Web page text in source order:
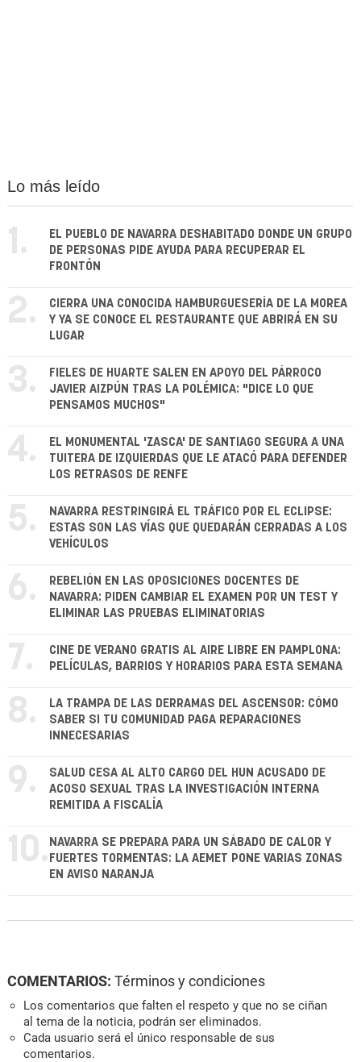
Lo más leído
1.
EL PUEBLO DE NAVARRA DESHABITADO DONDE UN GRUPO
DE PERSONAS PIDE AYUDA PARA RECUPERAR EL
FRONTÓN
2.
CIERRA UNA CONOCIDA HAMBURGUESERÍA DE LA MOREA
Y YA SE CONOCE EL RESTAURANTE QUE ABRIRÁ EN SU
LUGAR
3.
FIELES DE HUARTE SALEN EN APOYO DEL PÁRROCO
JAVIER AIZPÚN TRAS LA POLÉMICA: "DICE LO QUE
PENSAMOS MUCHOS"
4.
EL MONUMENTAL 'ZASCA' DE SANTIAGO SEGURA A UNA
TUITERA DE IZQUIERDAS QUE LE ATACÓ PARA DEFENDER
LOS RETRASOS DE RENFE
5.
NAVARRA RESTRINGIRÁ EL TRÁFICO POR EL ECLIPSE:
ESTAS SON LAS VÍAS QUE QUEDARÁN CERRADAS A LOS
VEHÍCULOS
6.
REBELIÓN EN LAS OPOSICIONES DOCENTES DE
NAVARRA: PIDEN CAMBIAR EL EXAMEN POR UN TEST Y
ELIMINAR LAS PRUEBAS ELIMINATORIAS
7.
CINE DE VERANO GRATIS AL AIRE LIBRE EN PAMPLONA:
PELÍCULAS, BARRIOS Y HORARIOS PARA ESTA SEMANA
8.
LA TRAMPA DE LAS DERRAMAS DEL ASCENSOR: CÓMO
SABER SI TU COMUNIDAD PAGA REPARACIONES
INNECESARIAS
9.
SALUD CESA AL ALTO CARGO DEL HUN ACUSADO DE
ACOSO SEXUAL TRAS LA INVESTIGACIÓN INTERNA
REMITIDA A FISCALÍA
10. NAVARRA SE PREPARA PARA UN SÁBADO DE CALOR Y
FUERTES TORMENTAS: LA AEMET PONE VARIAS ZONAS
EN AVISO NARANJA
COMENTARIOS: Términos y condiciones
Los comentarios que falten el respeto y que no se ciñan
al tema de la noticia, podrán ser eliminados.
Cada usuario será el único responsable de sus
comentarios.